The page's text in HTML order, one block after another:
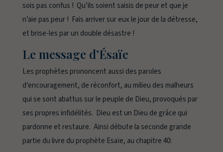
sois pas confus ! Qu’ils soient saisis de peur et que je
n’aie pas peur ! Fais arriver sur eux le jour de la détresse,
et brise-les par un double désastre !
Le message d’Ésaïe
Les prophètes prononcent aussi des paroles
d’encouragement, de réconfort, au milieu des malheurs
qui se sont abattus sur le peuple de Dieu, provoqués par
ses propres infidélités. Dieu est un Dieu de grâce qui
pardonne et restaure. Ainsi débute la seconde grande
partie du livre du prophète Esaïe, au chapitre 40: